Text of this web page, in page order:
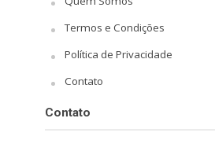
Termos e Condições
Política de Privacidade
Contato
Contato